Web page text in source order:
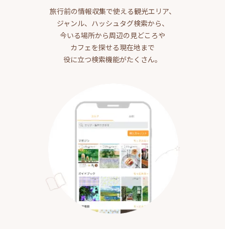
旅行前の情報収集で使える観光エリア、
ジャンル、ハッシュタグ検索から、
今いる場所から周辺の見どころや
カフェを探せる現在地まで
役に立つ検索機能がたくさん。